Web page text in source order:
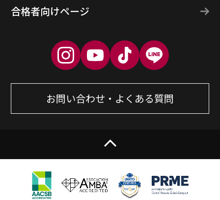
合格者向けページ
お問い合わせ・よくある質問